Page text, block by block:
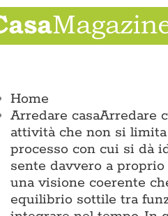
Salta
al
contenuto
Home
Arredare casaArredare
attività che non si
processo con cui si dà
sente davvero a
una visione coerente
equilibrio sottile tra